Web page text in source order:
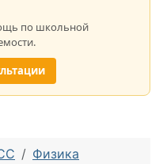
по школьной
Физика